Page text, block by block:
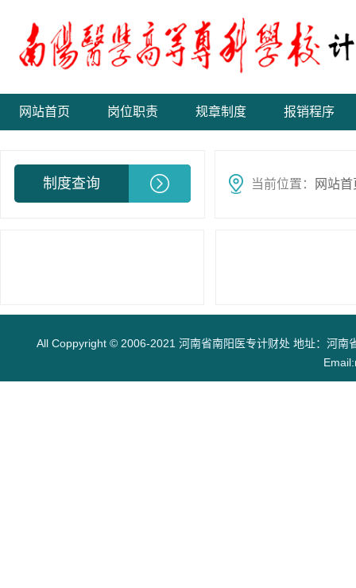
网站首页 岗位职责 规章制度 报销程序
制度查询 当前位置： 网站首
All Coppyright © 2006-2021 河南省南阳医专计财处 地址：河